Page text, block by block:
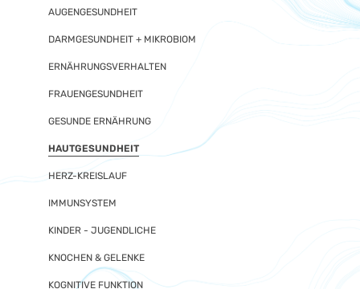
AUGENGESUNDHEIT
DARMGESUNDHEIT + MIKROBIOM
ERNÄHRUNGSVERHALTEN
FRAUENGESUNDHEIT
GESUNDE ERNÄHRUNG
HAUTGESUNDHEIT
HERZ-KREISLAUF
IMMUNSYSTEM
KINDER - JUGENDLICHE
KNOCHEN & GELENKE
KOGNITIVE FUNKTION